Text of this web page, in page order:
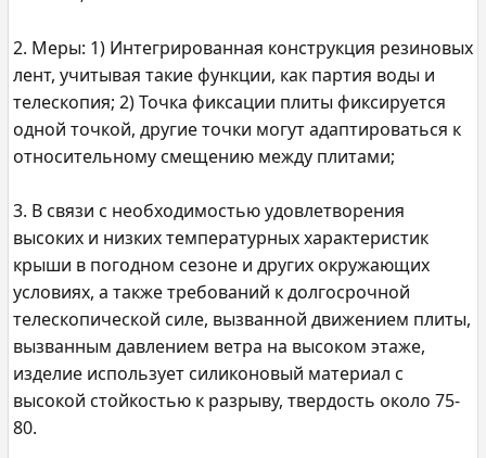
2. Меры: 1) Интегрированная конструкция резиновых
лент, учитывая такие функции, как партия воды и
телескопия; 2) Точка фиксации плиты фиксируется
одной точкой, другие точки могут адаптироваться к
относительному смещению между плитами;
3. В связи с необходимостью удовлетворения
высоких и низких температурных характеристик
крыши в погодном сезоне и других окружающих
условиях, а также требований к долгосрочной
телескопической силе, вызванной движением плиты,
вызванным давлением ветра на высоком этаже,
изделие использует силиконовый материал с
высокой стойкостью к разрыву, твердость около 75-
80.